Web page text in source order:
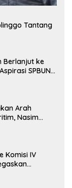
Tantang
Berlanjut ke
SPBUN
Arah
Nasim
Komisi IV